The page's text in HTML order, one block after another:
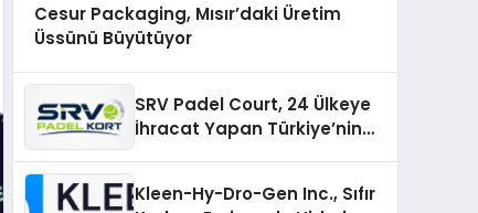
Cesur Packaging, Mısır’daki Üretim
Üssünü Büyütüyor
SRV Padel Court, 24 Ülkeye
İhracat Yapan Türkiye’nin
Kleen-Hy-Dro-Gen Inc., Sıfır